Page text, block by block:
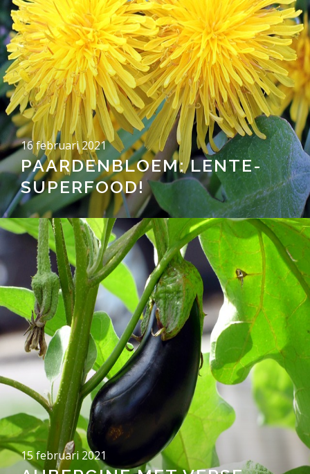
16 februari 2021
PAARDENBLOEM: LENTE-
SUPERFOOD!
15 februari 2021